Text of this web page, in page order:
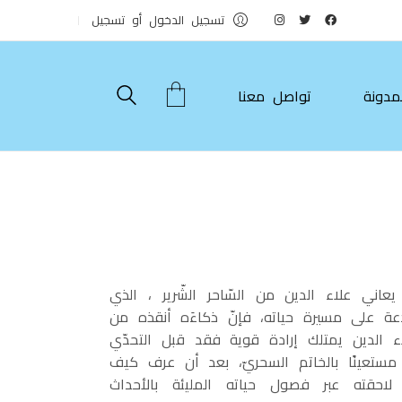
تسجيل الدخول أو تسجيل
تواصل معنا
علاء الدين من السّاحر الشّرير ، الذي
على مسيرة حياته، فإنّ ذكاءَه أنقذه من
الدين يمتلك إرادة قوية فقد قبل التحدّي
بالخاتم السحريّ، بعد أن عرف كيف
عبر فصول حياته المليئة بالأحداث